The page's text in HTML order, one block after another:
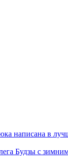
написана в
Будзы с